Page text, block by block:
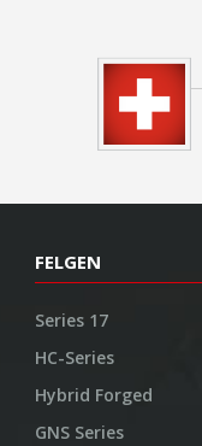
FELGEN
Series 17
HC-Series
Hybrid Forged
GNS Series